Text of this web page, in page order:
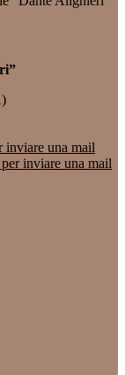
inviare una mail
inviare una mail